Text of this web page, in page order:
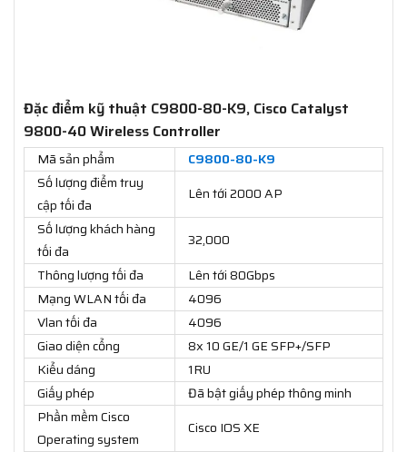
Đặc điểm kỹ thuật C9800-80-K9, Cisco Catalyst
9800-40 Wireless Controller
Mã sản phẩm
C9800-80-K9
Số lượng điểm truy
cập tối đa
Lên tới 2000 AP
Số lượng khách hàng
tối đa
32,000
Thông lượng tối đa
Lên tới 80Gbps
Mạng WLAN tối đa
4096
Vlan tối đa
4096
Giao diện cổng
8x 10 GE/1 GE SFP+/SFP
Kiểu dáng
1RU
Giấy phép
Đã bật giấy phép thông minh
Phần mềm Cisco
Operating system
Cisco IOS XE